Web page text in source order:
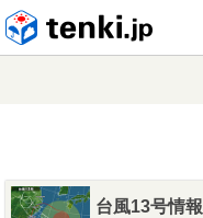
台風13号情報